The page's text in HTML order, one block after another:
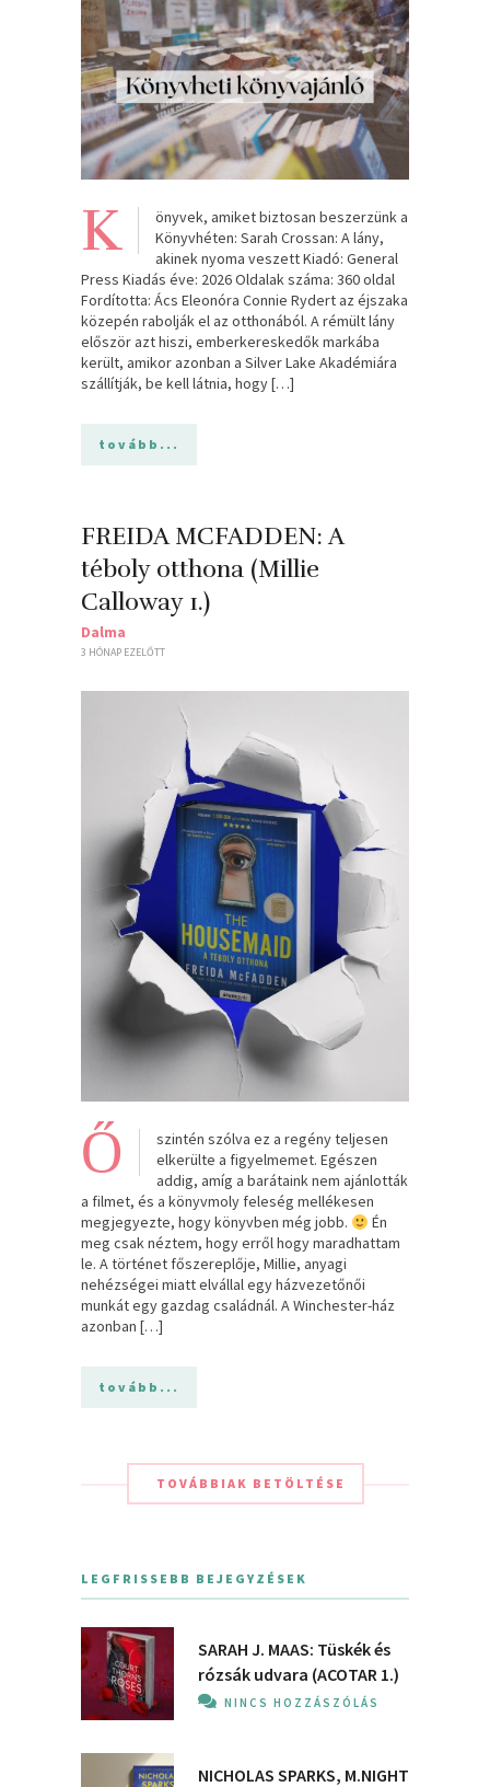
K
önyvek, amiket biztosan beszerzünk a
Könyvhéten: Sarah Crossan: A ​lány,
akinek nyoma veszett Kiadó: General
Press Kiadás éve: 2026 Oldalak száma: 360 oldal
Fordította: Ács Eleonóra Connie Rydert az éjszaka
közepén rabolják el az otthonából. A rémült lány
először azt hiszi, emberkereskedők markába
került, amikor azonban a Silver Lake Akadémiára
szállítják, be kell látnia, hogy […]
tovább...
FREIDA MCFADDEN: A ​
téboly otthona (Millie
Calloway 1.)
Dalma
3 HÓNAP EZELŐTT
Ő
szintén szólva ez a regény teljesen
elkerülte a figyelmemet. Egészen
addig, amíg a barátaink nem ajánlották
a filmet, és a könyvmoly feleség mellékesen
megjegyezte, hogy könyvben még jobb.
Én
meg csak néztem, hogy erről hogy maradhattam
le. A történet főszereplője, Millie, anyagi
nehézségei miatt elvállal egy házvezetőnői
munkát egy gazdag családnál. A Winchester-ház
azonban […]
tovább...
TOVÁBBIAK BETÖLTÉSE
LEGFRISSEBB BEJEGYZÉSEK
SARAH J. MAAS: Tüskék és
rózsák udvara (ACOTAR 1.)
NINCS HOZZÁSZÓLÁS
NICHOLAS SPARKS, M.NIGHT